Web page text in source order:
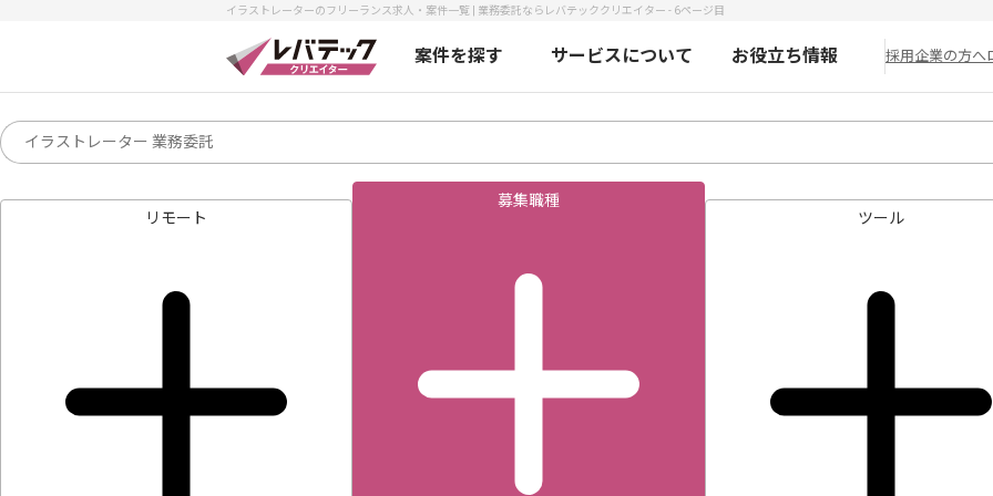
イラストレーターのフリーランス求人・案件一覧 | 業務委託ならレバテッククリエイター - 6ページ目
案件を探す サービスについて お役立ち情報 採用企業の方へ
リモート
募集職種
ツール